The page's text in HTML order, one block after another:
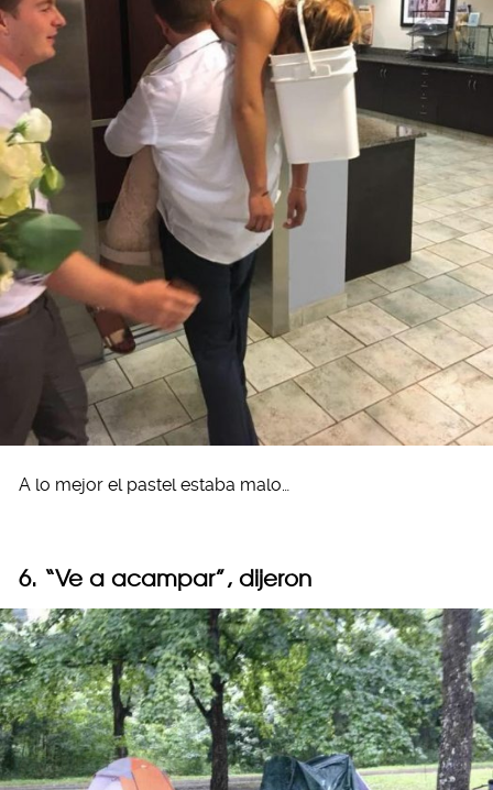
A lo mejor el pastel estaba malo…
6. “Ve a acampar”, dijeron